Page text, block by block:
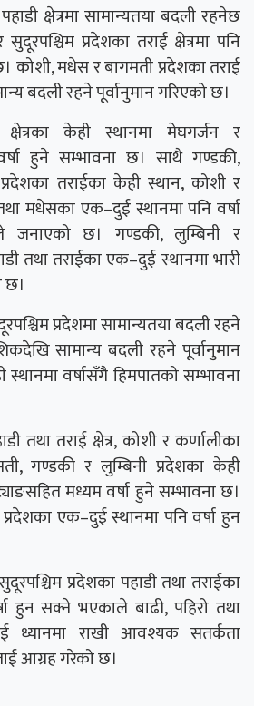
क्षेत्रमा सामान्यतया बदली रहनेछ
प्रदेशका तराई क्षेत्रमा पनि
कोशी, मधेस र बागमती प्रदेशका तराई
बदली रहने पूर्वानुमान गरिएको छ।
क्षेत्रका केही स्थानमा मेघगर्जन र
हुने सम्भावना छ। साथै गण्डकी,
तराईका केही स्थान, कोशी र
मधेसका एक–दुई स्थानमा पनि वर्षा
जनाएको छ। गण्डकी, लुम्बिनी र
तथा तराईका एक–दुई स्थानमा भारी
छ।
प्रदेशमा सामान्यतया बदली रहने
सामान्य बदली रहने पूर्वानुमान
स्थानमा वर्षासँगै हिमपातको सम्भावना
तथा तराई क्षेत्र, कोशी र कर्णालीका
गण्डकी र लुम्बिनी प्रदेशका केही
मध्यम वर्षा हुने सम्भावना छ।
एक–दुई स्थानमा पनि वर्षा हुन
प्रदेशका पहाडी तथा तराईका
हुन सक्ने भएकाले बाढी, पहिरो तथा
ध्यानमा राखी आवश्यक सतर्कता
आग्रह गरेको छ।